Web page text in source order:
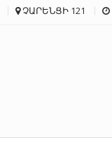
ՉԱՐԵՆՑԻ 121